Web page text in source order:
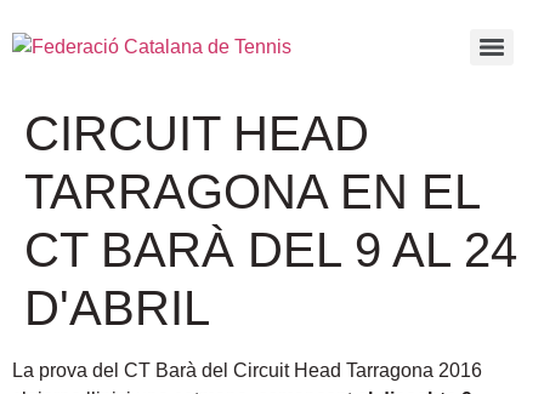
CIRCUIT HEAD
TARRAGONA EN EL
CT BARÀ DEL 9 AL 24
D'ABRIL
La prova del CT Barà del Circuit Head Tarragona 2016